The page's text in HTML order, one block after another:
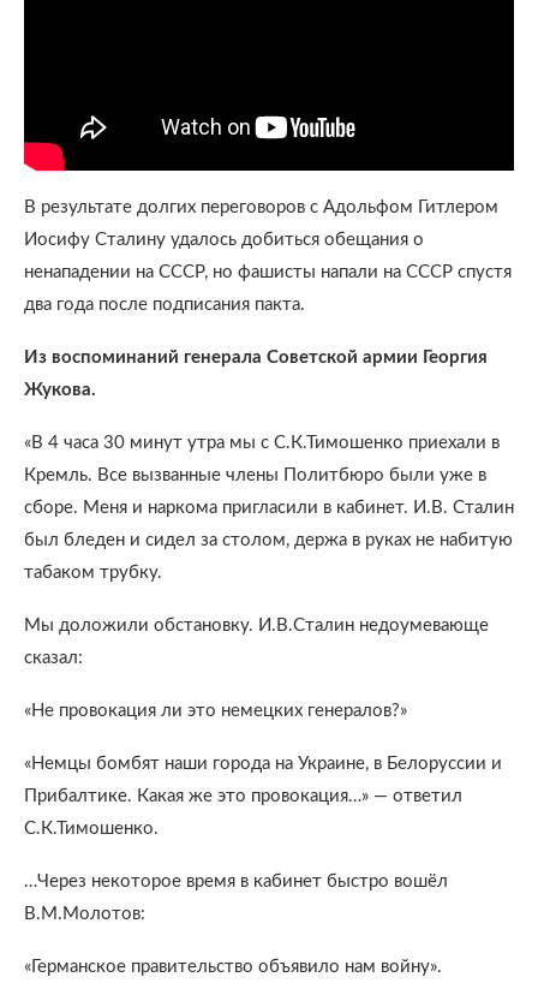
В результате долгих переговоров с Адольфом Гитлером
Иосифу Сталину удалось добиться обещания о
ненападении на СССР, но фашисты напали на СССР спустя
два года после подписания пакта.
Из воспоминаний генерала Советской армии Георгия
Жукова.
«В 4 часа 30 минут утра мы с С.К.Тимошенко приехали в
Кремль. Все вызванные члены Политбюро были уже в
сборе. Меня и наркома пригласили в кабинет. И.В. Сталин
был бледен и сидел за столом, держа в руках не набитую
табаком трубку.
Мы доложили обстановку. И.В.Сталин недоумевающе
сказал:
«Не провокация ли это немецких генералов?»
«Немцы бомбят наши города на Украине, в Белоруссии и
Прибалтике. Какая же это провокация…» — ответил
С.К.Тимошенко.
…Через некоторое время в кабинет быстро вошёл
В.М.Молотов:
«Германское правительство объявило нам войну».